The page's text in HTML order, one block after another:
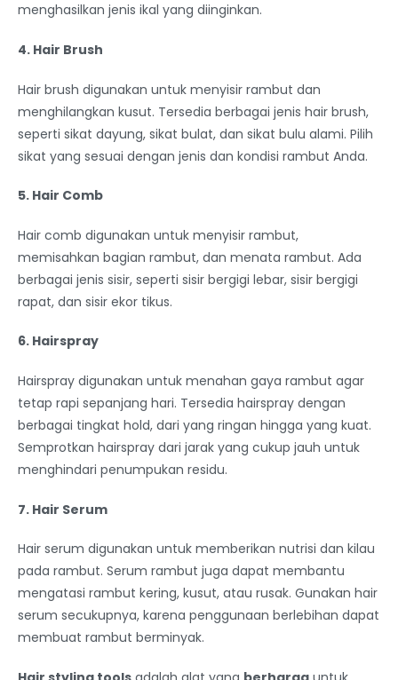
menghasilkan jenis ikal yang diinginkan.
4. Hair Brush
Hair brush digunakan untuk menyisir rambut dan
menghilangkan kusut. Tersedia berbagai jenis hair brush,
seperti sikat dayung, sikat bulat, dan sikat bulu alami. Pilih
sikat yang sesuai dengan jenis dan kondisi rambut Anda.
5. Hair Comb
Hair comb digunakan untuk menyisir rambut,
memisahkan bagian rambut, dan menata rambut. Ada
berbagai jenis sisir, seperti sisir bergigi lebar, sisir bergigi
rapat, dan sisir ekor tikus.
6. Hairspray
Hairspray digunakan untuk menahan gaya rambut agar
tetap rapi sepanjang hari. Tersedia hairspray dengan
berbagai tingkat hold, dari yang ringan hingga yang kuat.
Semprotkan hairspray dari jarak yang cukup jauh untuk
menghindari penumpukan residu.
7. Hair Serum
Hair serum digunakan untuk memberikan nutrisi dan kilau
pada rambut. Serum rambut juga dapat membantu
mengatasi rambut kering, kusut, atau rusak. Gunakan hair
serum secukupnya, karena penggunaan berlebihan dapat
membuat rambut berminyak.